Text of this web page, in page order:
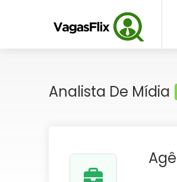
Analista De Mídia